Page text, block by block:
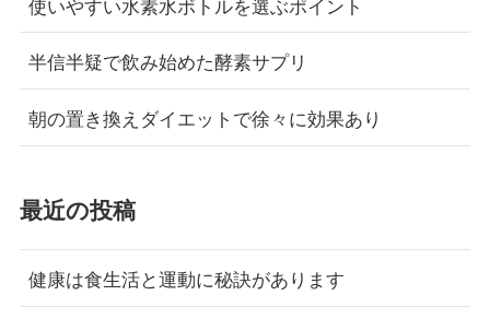
半信半疑で飲み始めた酵素サプリ
朝の置き換えダイエットで徐々に効果あり
最近の投稿
健康は食生活と運動に秘訣があります